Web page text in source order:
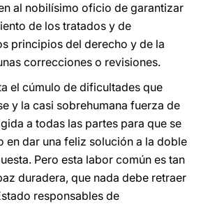
al nobilísimo oficio de garantizar
de los tratados y de
principios del derecho y de la
correcciones o revisiones.
el cúmulo de dificultades que
y la casi sobrehumana fuerza de
a todas las partes para que se
en dar una feliz solución a la doble
Pero esta labor común es tan
duradera, que nada debe retraer
responsables de